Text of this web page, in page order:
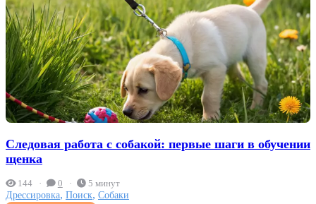
Следовая работа с собакой: первые шаги в обучении
щенка
144 0 5 минут
Дрессировка, Поиск, Собаки